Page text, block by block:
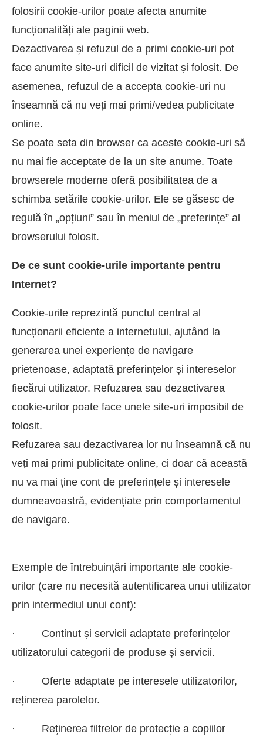
folosirii cookie-urilor poate afecta anumite
funcționalități ale paginii web.
Dezactivarea și refuzul de a primi cookie-uri pot
face anumite site-uri dificil de vizitat și folosit. De
asemenea, refuzul de a accepta cookie-uri nu
înseamnă că nu veți mai primi/vedea publicitate
online.
Se poate seta din browser ca aceste cookie-uri să
nu mai fie acceptate de la un site anume. Toate
browserele moderne oferă posibilitatea de a
schimba setările cookie-urilor. Ele se găsesc de
regulă în „opțiuni” sau în meniul de „preferințe” al
browserului folosit.
De ce sunt cookie-urile importante pentru
Internet?
Cookie-urile reprezintă punctul central al
funcționarii eficiente a internetului, ajutând la
generarea unei experiențe de navigare
prietenoase, adaptată preferințelor și intereselor
fiecărui utilizator. Refuzarea sau dezactivarea
cookie-urilor poate face unele site-uri imposibil de
folosit.
Refuzarea sau dezactivarea lor nu înseamnă că nu
veți mai primi publicitate online, ci doar că această
nu va mai ține cont de preferințele și interesele
dumneavoastră, evidențiate prin comportamentul
de navigare.
Exemple de întrebuințări importante ale cookie-
urilor (care nu necesită autentificarea unui utilizator
prin intermediul unui cont):
· Conținut și servicii adaptate preferințelor
utilizatorului categorii de produse și servicii.
· Oferte adaptate pe interesele utilizatorilor,
reținerea parolelor.
· Reținerea filtrelor de protecție a copiilor